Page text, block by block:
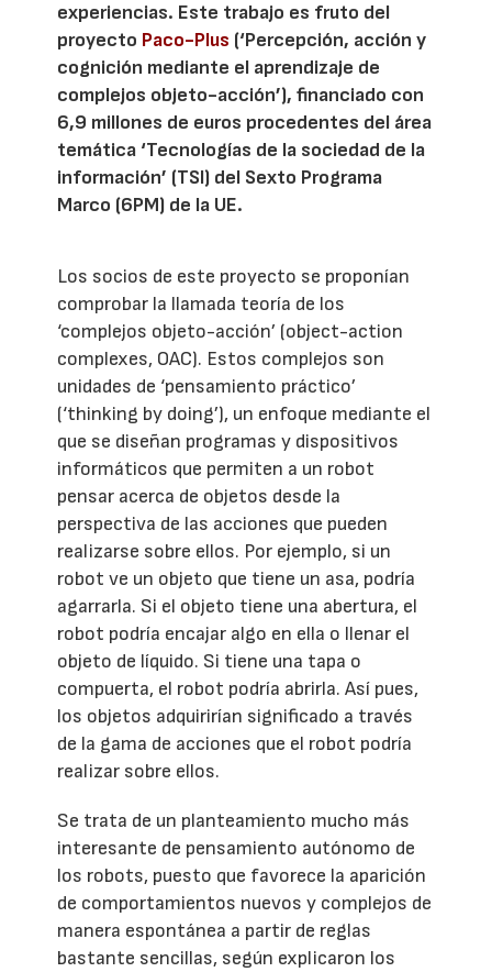
experiencias. Este trabajo es fruto del
proyecto Paco-Plus (‘Percepción, acción y
cognición mediante el aprendizaje de
complejos objeto-acción’), financiado con
6,9 millones de euros procedentes del área
temática ‘Tecnologías de la sociedad de la
información’ (TSI) del Sexto Programa
Marco (6PM) de la UE.
Los socios de este proyecto se proponían
comprobar la llamada teoría de los
‘complejos objeto-acción’ (object-action
complexes, OAC). Estos complejos son
unidades de ‘pensamiento práctico’
(‘thinking by doing’), un enfoque mediante el
que se diseñan programas y dispositivos
informáticos que permiten a un robot
pensar acerca de objetos desde la
perspectiva de las acciones que pueden
realizarse sobre ellos. Por ejemplo, si un
robot ve un objeto que tiene un asa, podría
agarrarla. Si el objeto tiene una abertura, el
robot podría encajar algo en ella o llenar el
objeto de líquido. Si tiene una tapa o
compuerta, el robot podría abrirla. Así pues,
los objetos adquirirían significado a través
de la gama de acciones que el robot podría
realizar sobre ellos.
Se trata de un planteamiento mucho más
interesante de pensamiento autónomo de
los robots, puesto que favorece la aparición
de comportamientos nuevos y complejos de
manera espontánea a partir de reglas
bastante sencillas, según explicaron los